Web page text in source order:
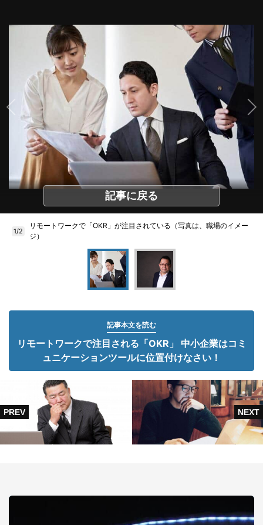
記事に戻る
1/2
リモートワークで「OKR」が注目されている（写真は、職場のイメー
ジ）
記事本文を読む
リモートワークで注目される「OKR」 中小企業はコミ
ュニケーションツールに位置付けなさい！